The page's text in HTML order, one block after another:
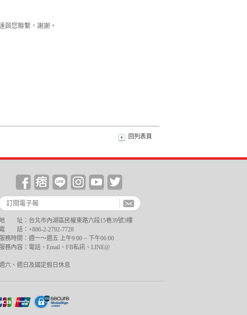
與您聯繫，謝謝。
回列表頁
址：台北市內湖區民權東路六段15巷39號3樓
電 話：+886-2-2792-7728
務時間：週一～週五 上午9:00 ~ 下午06:00
務內容：電話、Email、FB私訊、LINE@
六、週日及國定假日休息